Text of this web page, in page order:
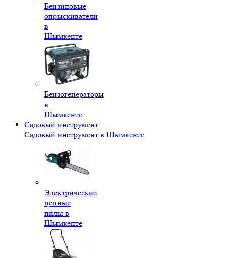
Бензиновые
опрыскиватели
в
Шымкенте
Бензогенераторы
в
Шымкенте
Садовый инструмент
Садовый инструмент в Шымкенте
Электрические
цепные
пилы в
Шымкенте